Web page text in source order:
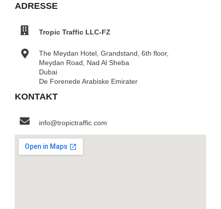
ADRESSE
Tropic Traffic LLC-FZ
The Meydan Hotel, Grandstand, 6th floor,
Meydan Road, Nad Al Sheba
Dubai
De Forenede Arabiske Emirater
KONTAKT
info@tropictraffic.com